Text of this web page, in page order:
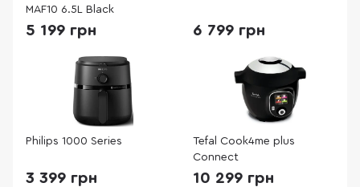
MAF10 6.5L Black
5 199 грн 6 799 грн
Philips 1000 Series
3 399 грн
Tefal Cook4me plus
Connect
10 299 грн